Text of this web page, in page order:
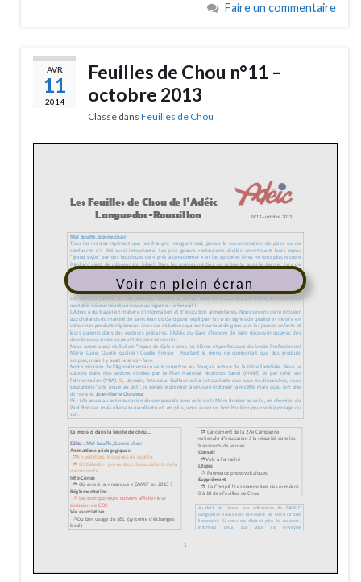
Faire un commentaire
AVR
11
2014
Feuilles de Chou n°11 –
octobre 2013
Classé dans Feuilles de Chou
Voir en plein écran